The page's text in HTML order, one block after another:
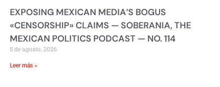
EXPOSING MEXICAN MEDIA’S BOGUS
«CENSORSHIP» CLAIMS — SOBERANIA, THE
MEXICAN POLITICS PODCAST — NO. 114
5 de agosto, 2026
Leer más »